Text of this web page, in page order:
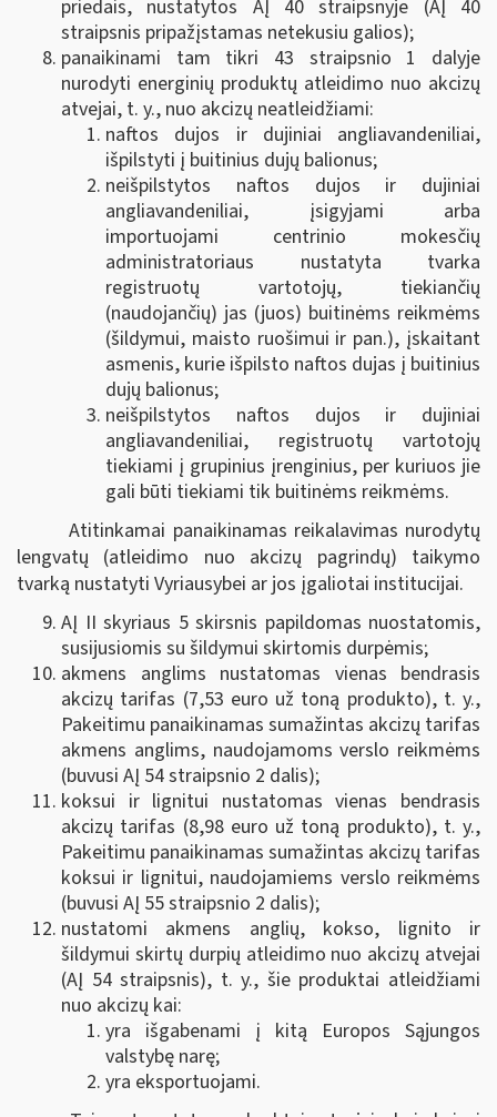
priedais, nustatytos AĮ 40 straipsnyje (AĮ 40
straipsnis pripažįstamas netekusiu galios);
panaikinami tam tikri 43 straipsnio 1 dalyje
nurodyti energinių produktų atleidimo nuo akcizų
atvejai, t. y., nuo akcizų neatleidžiami:
naftos dujos ir dujiniai angliavandeniliai,
išpilstyti į buitinius dujų balionus;
neišpilstytos naftos dujos ir dujiniai
angliavandeniliai, įsigyjami arba
importuojami centrinio mokesčių
administratoriaus nustatyta tvarka
registruotų vartotojų, tiekiančių
(naudojančių) jas (juos) buitinėms reikmėms
(šildymui, maisto ruošimui ir pan.), įskaitant
asmenis, kurie išpilsto naftos dujas į buitinius
dujų balionus;
neišpilstytos naftos dujos ir dujiniai
angliavandeniliai, registruotų vartotojų
tiekiami į grupinius įrenginius, per kuriuos jie
gali būti tiekiami tik buitinėms reikmėms.
Atitinkamai panaikinamas reikalavimas nurodytų
lengvatų (atleidimo nuo akcizų pagrindų) taikymo
tvarką nustatyti Vyriausybei ar jos įgaliotai institucijai.
AĮ II skyriaus 5 skirsnis papildomas nuostatomis,
susijusiomis su šildymui skirtomis durpėmis;
akmens anglims nustatomas vienas bendrasis
akcizų tarifas (7,53 euro už toną produkto), t. y.,
Pakeitimu panaikinamas sumažintas akcizų tarifas
akmens anglims, naudojamoms verslo reikmėms
(buvusi AĮ 54 straipsnio 2 dalis);
koksui ir lignitui nustatomas vienas bendrasis
akcizų tarifas (8,98 euro už toną produkto), t. y.,
Pakeitimu panaikinamas sumažintas akcizų tarifas
koksui ir lignitui, naudojamiems verslo reikmėms
(buvusi AĮ 55 straipsnio 2 dalis);
nustatomi akmens anglių, kokso, lignito ir
šildymui skirtų durpių atleidimo nuo akcizų atvejai
(AĮ 54 straipsnis), t. y., šie produktai atleidžiami
nuo akcizų kai:
yra išgabenami į kitą Europos Sąjungos
valstybę narę;
yra eksportuojami.